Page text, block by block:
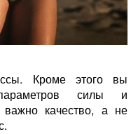
Кроме этого вы
силы и
качество, а не